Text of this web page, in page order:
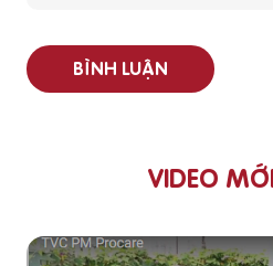
BÌNH LUẬN
VIDEO